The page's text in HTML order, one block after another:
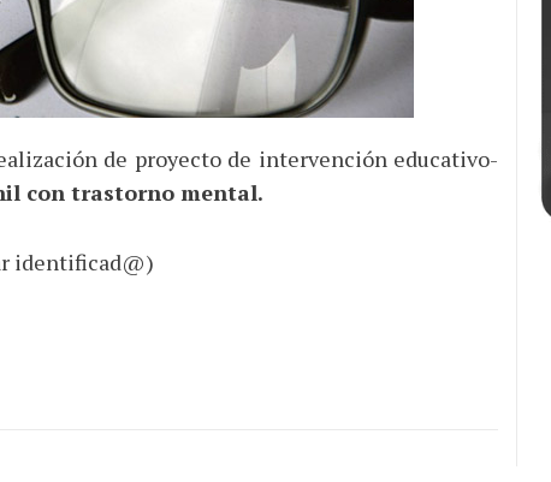
de proyecto de intervención educativo-
con trastorno mental.
identificad@)